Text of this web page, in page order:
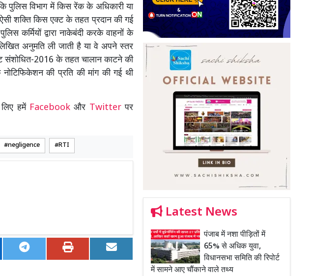
पुलिस विभाग में किस रेंक के अधिकारी या
ऐसी शक्ति किस एक्ट के तहत प्रदान की गई
कर्मियों द्वारा नाकेबंदी करके वाहनों के
अनुमति ली जाती है या वे अपने स्तर
संशोधित-2016 के तहत चालान काटने की
की प्रति की मांग की गई थी
हमें Facebookऔर Twitterपर
negligence RTI
Latest News
पंजाब में नशा पीड़ितों में
65% से अधिक युवा,
विधानसभा समिति की रिपोर्ट
में सामने आए चौंकाने वाले तथ्य